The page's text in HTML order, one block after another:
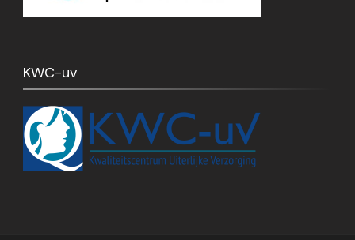
KWC-uv